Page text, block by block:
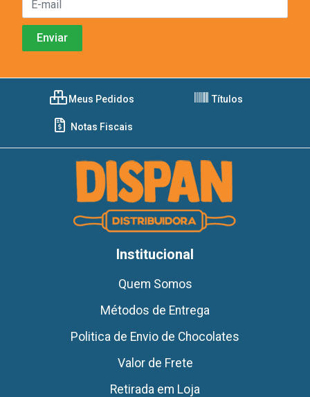
Meus Pedidos Títulos
Notas Fiscais
Institucional
Quem Somos
Métodos de Entrega
Politica de Envio de Chocolates
Valor de Frete
Retirada em Loja